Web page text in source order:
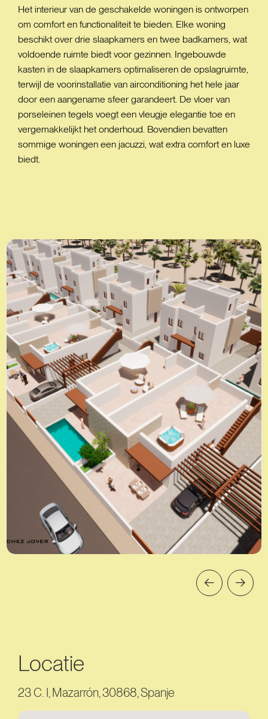
Het interieur van de geschakelde woningen is ontworpen
om comfort en functionaliteit te bieden. Elke woning
beschikt over drie slaapkamers en twee badkamers, wat
voldoende ruimte biedt voor gezinnen. Ingebouwde
kasten in de slaapkamers optimaliseren de opslagruimte,
terwijl de voorinstallatie van airconditioning het hele jaar
door een aangename sfeer garandeert. De vloer van
porseleinen tegels voegt een vleugje elegantie toe en
vergemakkelijkt het onderhoud. Bovendien bevatten
sommige woningen een jacuzzi, wat extra comfort en luxe
biedt.
Locatie
23 C. I, Mazarrón, 30868, Spanje